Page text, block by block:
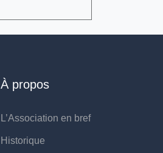
À propos
L’Association en bref
Historique